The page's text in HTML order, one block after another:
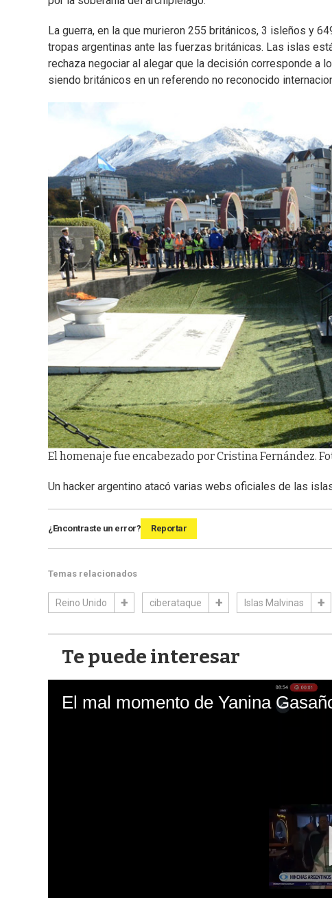
La guerra, en la que murieron 255 británicos, 3 isleños y
tropas argentinas ante las fuerzas británicas. Las islas
rechaza negociar al alegar que la decisión corresponde a
siendo británicos en un referendo no reconocido
El homenaje fue encabezado por Cristina Fernández.
Un hacker argentino atacó varias webs oficiales de las
¿Encontraste un error? Reportar
Temas relacionados
Reino Unido ciberataque Islas Malvinas
Te puede interesar